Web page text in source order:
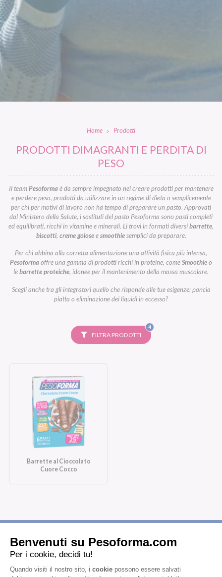
Home Prodotti
PRODOTTI DIMAGRANTI E PERDITA DI
PESO
Il teamPesoformaè da sempre impegnato nel creare prodotti per mantenere
e perdere peso, prodotti da utilizzare in un regime di dieta o semplicemente
per chi per motivi di lavoro non ha tempo di preparare un pasto. Approvati
dal Ministero della Salute, i sostituti del pasto Pesoforma sono pasti completi
ed equilibrati, ricchi in vitamine e minerali. Li trovi in formati diversibarrette,
biscotti, creme goloseesmoothiesemplici da preparare.
Per chi abbina alla corretta alimentazione una attività fisica più intensa,
Pesoformaoffre una gamma di prodotti ricchi in proteine, comeSmoothieo
lebarrette proteiche, idonee per il mantenimento della massa muscolare.
Scegli anche tra gli integratori quello che risponde alle tue esigenze: pancia
piatta o eliminazione dei liquidi in eccesso?
FILTRA PRODOTTI
4FILTRI
SELEZIONATI
Barrette al Cioccolato
Cuore Cocco
Iscriviti alla newsletter